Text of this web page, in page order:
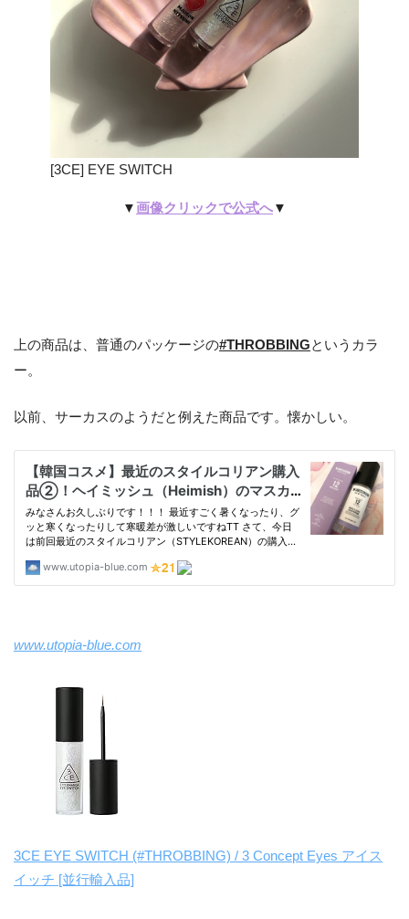
[3CE] EYE SWITCH
▼ 画像クリックで公式へ▼
上の商品は、普通のパッケージの#THROBBINGというカラ
ー。
以前、サーカスのようだと例えた商品です。懐かしい。
www.utopia-blue.com
3CE EYE SWITCH (#THROBBING) / 3 Concept Eyes アイス
イッチ [並行輸入品]